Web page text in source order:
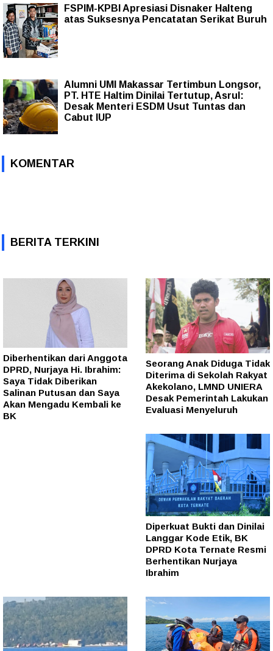
FSPIM-KPBI Apresiasi Disnaker Halteng
atas Suksesnya Pencatatan Serikat Buruh
Alumni UMI Makassar Tertimbun Longsor,
PT. HTE Haltim Dinilai Tertutup, Asrul:
Desak Menteri ESDM Usut Tuntas dan
Cabut IUP
KOMENTAR
BERITA TERKINI
Diberhentikan dari Anggota
DPRD, Nurjaya Hi. Ibrahim:
Saya Tidak Diberikan
Salinan Putusan dan Saya
Akan Mengadu Kembali ke
BK
Seorang Anak Diduga Tidak
Diterima di Sekolah Rakyat
Akekolano, LMND UNIERA
Desak Pemerintah Lakukan
Evaluasi Menyeluruh
Diperkuat Bukti dan Dinilai
Langgar Kode Etik, BK
DPRD Kota Ternate Resmi
Berhentikan Nurjaya
Ibrahim